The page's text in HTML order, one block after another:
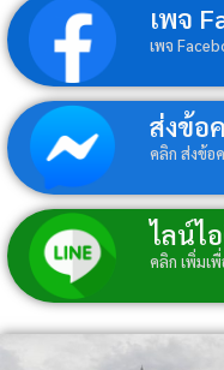
เพจ
เพจ
ส่งข้อ
คลิก ส่งข้อ
ไลน์ไ
คลิก เพิ่มเ